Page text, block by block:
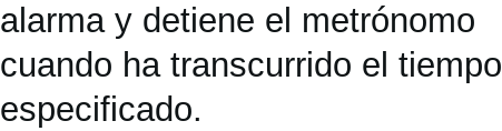
alarma y detiene el metrónomo
cuando ha transcurrido el tiempo
especificado.